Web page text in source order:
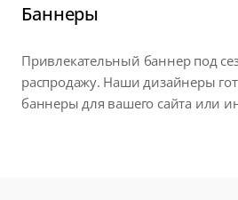
Баннеры
Привлекательный баннер под
распродажу. Наши дизайнеры
баннеры для вашего сайта или